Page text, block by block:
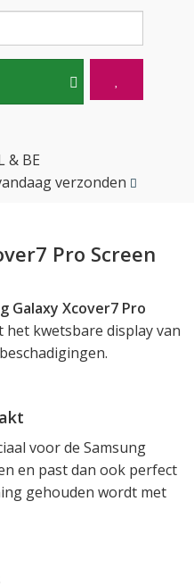
& BE
verzonden
Pro Screen
Galaxy Xcover7 Pro
het kwetsbare display van
voor de Samsung
en past dan ook perfect
gehouden wordt met